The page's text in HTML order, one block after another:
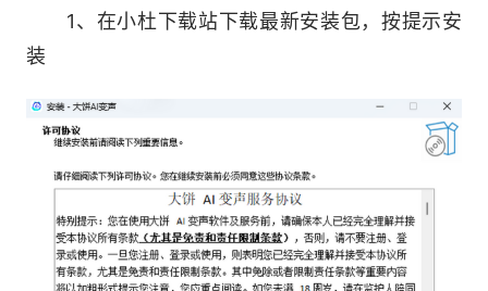
Win/Mac/iOS/Android版本可选
支持SDK及高DAU使用
1、在小杜下载站下载最新安装包，按提示安
装